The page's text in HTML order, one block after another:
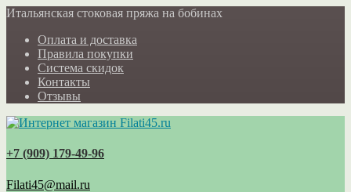
Итальянская стоковая пряжа на бобинах
Оплата и доставка
Правила покупки
Система скидок
Контакты
Отзывы
+7 (909) 179‑49-96
Filati45@mail.ru